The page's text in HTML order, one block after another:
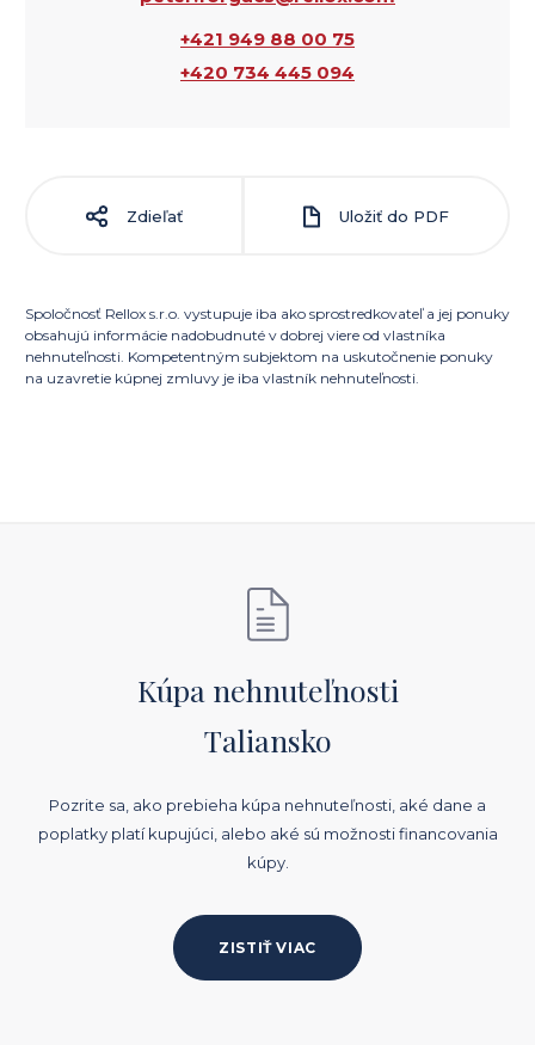
+421 949 88 00 75
+420 734 445 094
Zdieľať Uložiť do PDF
Spoločnosť Rellox s.r.o. vystupuje iba ako sprostredkovateľ a jej ponuky
obsahujú informácie nadobudnuté v dobrej viere od vlastníka
nehnuteľnosti. Kompetentným subjektom na uskutočnenie ponuky
na uzavretie kúpnej zmluvy je iba vlastník nehnuteľnosti.
Kúpa nehnuteľnosti
Taliansko
Pozrite sa, ako prebieha kúpa nehnuteľnosti, aké dane a
poplatky platí kupujúci, alebo aké sú možnosti financovania
kúpy.
ZISTIŤ VIAC